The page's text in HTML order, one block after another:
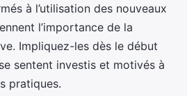
à l’utilisation des nouveaux
l’importance de la
Impliquez-les dès le début
sentent investis et motivés à
pratiques.